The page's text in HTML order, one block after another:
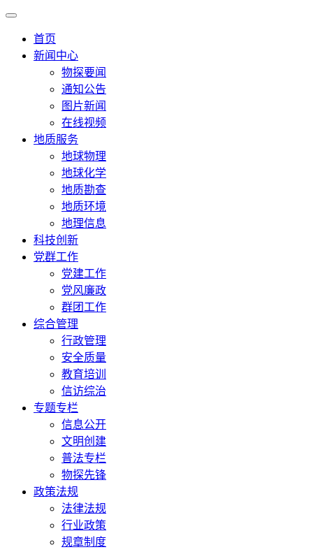
首页
新闻中心
物探要闻
通知公告
图片新闻
在线视频
地质服务
地球物理
地球化学
地质勘查
地质环境
地理信息
科技创新
党群工作
党建工作
党风廉政
群团工作
综合管理
行政管理
安全质量
教育培训
信访综治
专题专栏
信息公开
文明创建
普法专栏
物探先锋
政策法规
法律法规
行业政策
规章制度